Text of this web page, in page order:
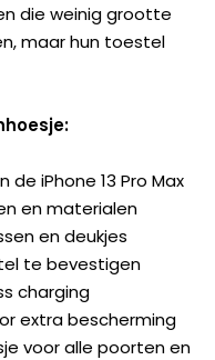
die weinig grootte
maar hun toestel
iPhone 13 Pro Max
en materialen
en deukjes
te bevestigen
charging
extra bescherming
voor alle poorten en